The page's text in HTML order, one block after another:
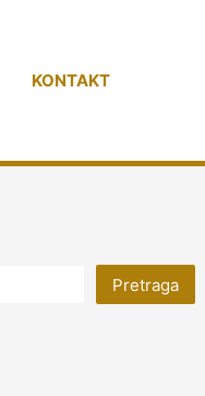
KONTAKT
Pretraga